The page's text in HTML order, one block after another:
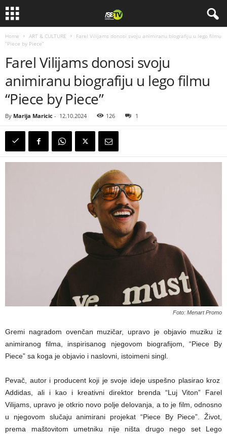
Home ART & CULTURE
Farel Vilijams donosi svoju animiranu biografiju u lego filmu
“Piece by Piece”
Farel Vilijams donosi svoju
animiranu biografiju u lego filmu
“Piece by Piece”
By Marija Maricic - 12.10.2024 126 1
Foto: Menart Promo
Gremi nagradom ovenčan muzičar, upravo je objavio muziku iz
animiranog filma, inspirisanog njegovom biografijom, “Piece By
Piece” sa koga je objavio i naslovni, istoimeni singl.
Pevač, autor i producent koji je svoje ideje uspešno plasirao kroz
Addidas, ali i kao i kreativni direktor brenda “Luj Viton” Farel
Vilijams, upravo je otkrio novo polje delovanja, a to je film, odnosno
u njegovom slučaju animirani projekat “Piece By Piece”. Život,
prema maštovitom umetniku nije ništa drugo nego set Lego